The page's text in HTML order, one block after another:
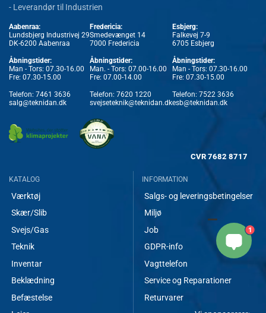
- Leverandør til Industrien
Aabenraa:
Lundsbjerg Industrivej 29
DK-6200 Aabenraa
Åbningstider:
Man - Tors: 07.30-16.00
Fre: 07.30-15.00
Telefon: 7461 3636
salg@teknidan.dk
Fredericia:
Smedevænget 14
7000 Fredericia
Åbningstider:
Man. - Tors: 07.00-16.00
Fre: 07.00-14.00
Telefon: 7620 1220
svejseteknik@teknidan.dk
Esbjerg:
Falkevej 7-9
6705 Esbjerg
Åbningstider:
Man - Tors: 07.30-16.00
Fre: 07.30-15.00
Telefon: 7522 3636
esb@teknidan.dk
CVR 7682 8717
KATALOG
Værktøj
Skær/Slib
Svejs/Gas
Teknik
Inventar
Beklædning
Befæstelse
INFORMATION
Salgs- og leveringsbetingelser
Miljø
Job
GDPR-info
Vagttelefon
Service og Reparationer
Returvarer
1